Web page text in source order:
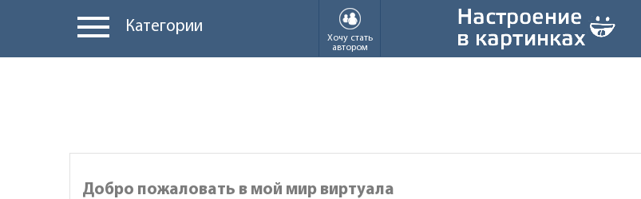
Категории
Хочу стать
автором
Добро пожаловать в мой мир виртуала